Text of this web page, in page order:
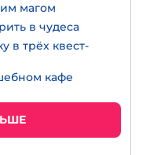
магом
в чудеса
в трёх квест-
кафе